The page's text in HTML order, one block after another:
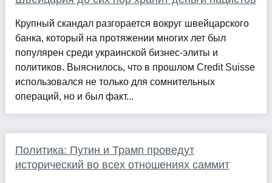
Крупный скандал разгорается вокруг швейцарского
банка, который на протяжении многих лет был
популярен среди украинской бизнес-элиты и
политиков. Выяснилось, что в прошлом Credit Suisse
использовался не только для сомнительных
операций, но и был факт...
Политика: Путин и Трамп проведут
исторический во всех отношениях саммит